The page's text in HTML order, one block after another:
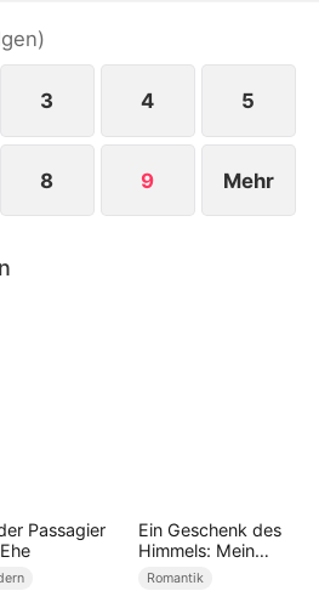
den Ork-König.
)
3 4 5
8 9 Mehr
Passagier
Ein Geschenk des
Himmels: Mein
Baby macht mich
Romantik